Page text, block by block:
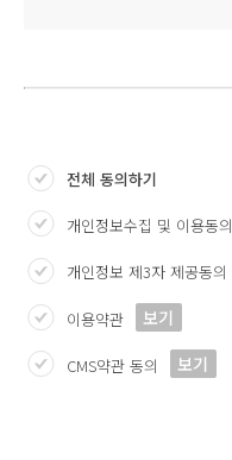
전체 동의하기
개인정보수집 및 이용동의
개인정보 제3자 제공동의
이용약관 보기
CMS약관 동의 보기